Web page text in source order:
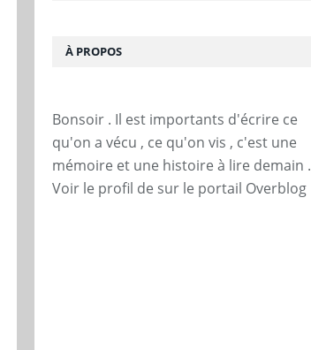
À PROPOS
Bonsoir . Il est importants d'écrire ce
qu'on a vécu , ce qu'on vis , c'est une
mémoire et une histoire à lire demain .
Voir le profil de sur le portail Overblog